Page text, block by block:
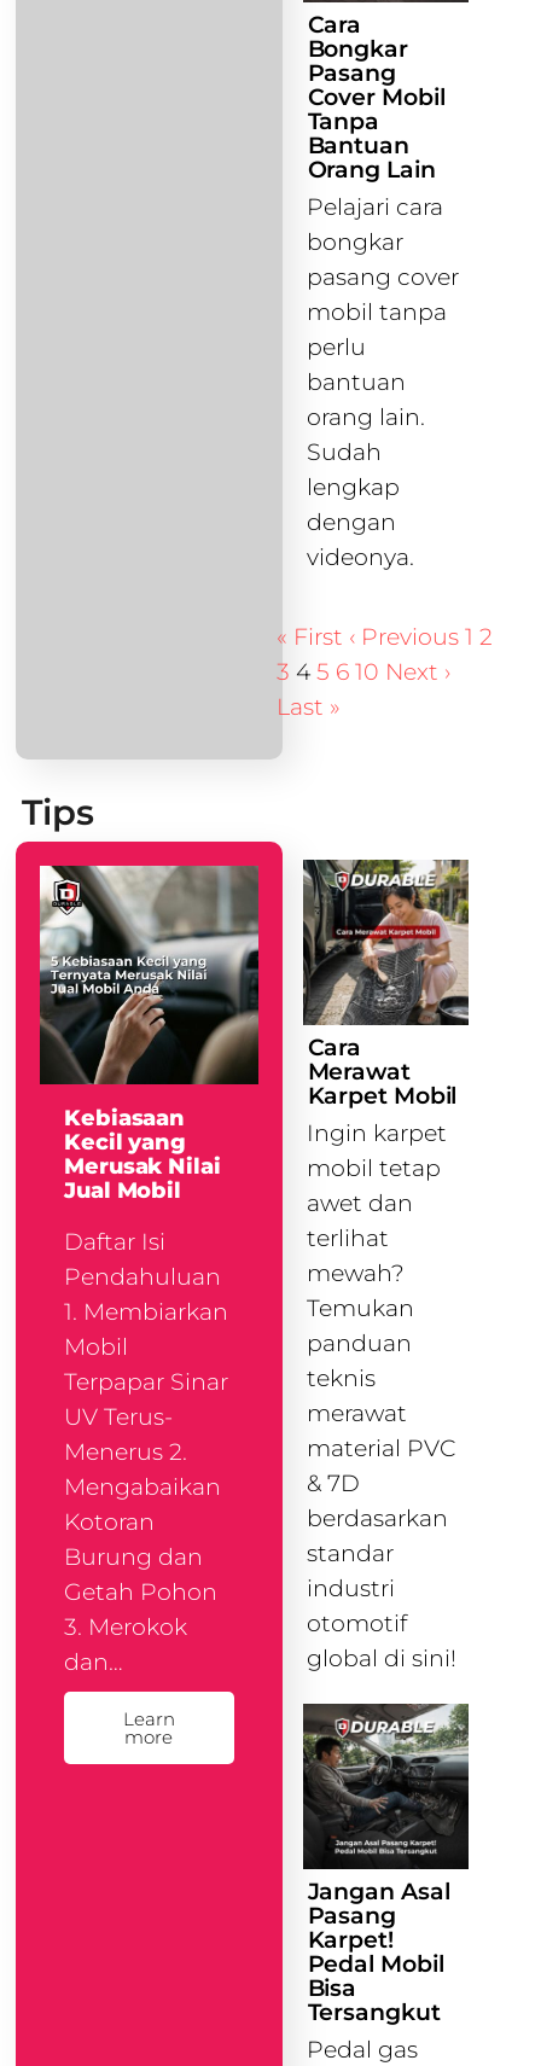
Cara
Bongkar
Pasang
Cover Mobil
Tanpa
Bantuan
Orang Lain
Pelajari cara
bongkar
pasang cover
mobil tanpa
perlu
bantuan
orang lain.
Sudah
lengkap
dengan
videonya.
« First ‹ Previous 1 2
3 4 5 6 10 Next ›
Last »
Tips
Kebiasaan
Kecil yang
Merusak Nilai
Jual Mobil
Daftar Isi
Pendahuluan
1. Membiarkan
Mobil
Terpapar Sinar
UV Terus-
Menerus 2.
Mengabaikan
Kotoran
Burung dan
Getah Pohon
3. Merokok
dan…
Learn
more
Cara
Merawat
Karpet Mobil
Ingin karpet
mobil tetap
awet dan
terlihat
mewah?
Temukan
panduan
teknis
merawat
material PVC
& 7D
berdasarkan
standar
industri
otomotif
global di sini!
Jangan Asal
Pasang
Karpet!
Pedal Mobil
Bisa
Tersangkut
Pedal gas